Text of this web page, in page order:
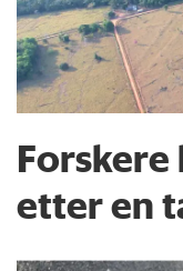
etter en